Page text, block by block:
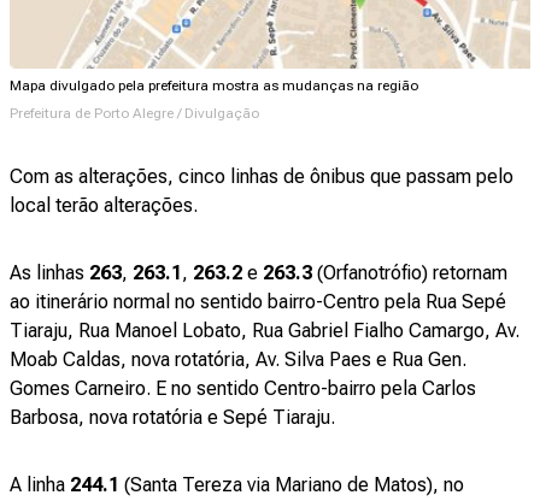
Mapa divulgado pela prefeitura mostra as mudanças na região
Prefeitura de Porto Alegre / Divulgação
Com as alterações, cinco linhas de ônibus que passam pelo
local terão alterações.
As linhas 263, 263.1, 263.2 e 263.3 (Orfanotrófio) retornam
ao itinerário normal no sentido bairro-Centro pela Rua Sepé
Tiaraju, Rua Manoel Lobato, Rua Gabriel Fialho Camargo, Av.
Moab Caldas, nova rotatória, Av. Silva Paes e Rua Gen.
Gomes Carneiro. E no sentido Centro-bairro pela Carlos
Barbosa, nova rotatória e Sepé Tiaraju.
A linha 244.1 (Santa Tereza via Mariano de Matos), no